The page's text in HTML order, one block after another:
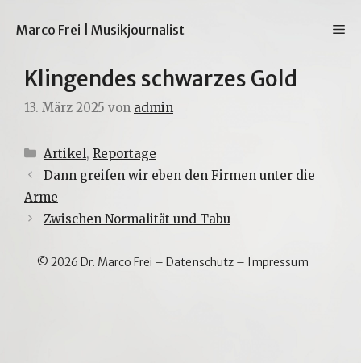
InhaltMarco Frei | Musikjournalist
Klingendes schwarzes Gold
13. März 2025 von admin
Kategorien
Artikel, Reportage
Dann greifen wir eben den Firmen unter die
Arme
Zwischen Normalität und Tabu
© 2026 Dr. Marco Frei – Datenschutz– Impressum